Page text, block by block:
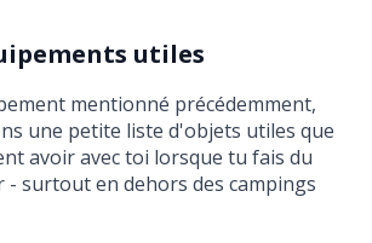
utiles
mentionné précédemment,
une petite liste d'objets utiles que
avoir avec toi lorsque tu fais du
- surtout en dehors des campings